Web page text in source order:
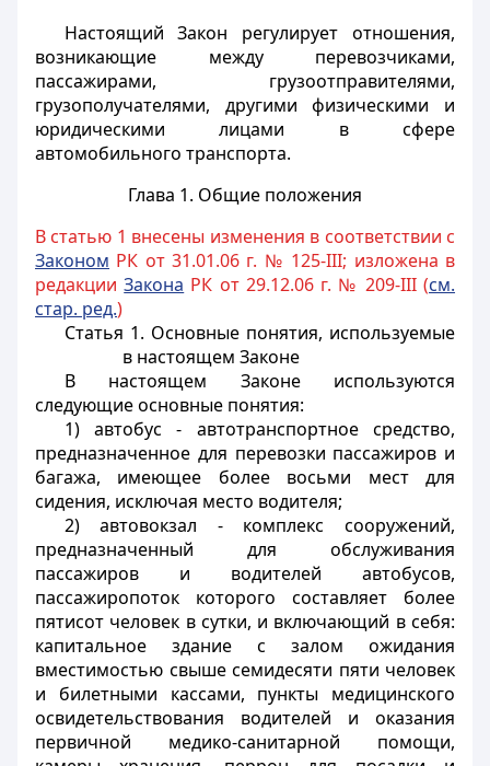
Настоящий Закон регулирует отношения,
возникающие между перевозчиками,
пассажирами, грузоотправителями,
грузополучателями, другими физическими и
юридическими лицами в сфере
автомобильного транспорта.
Глава 1. Общие положения
В статью 1 внесены изменения в соответствии с
Законом РК от 31.01.06 г. № 125-III; изложена в
редакцииЗакона РК от 29.12.06 г. № 209-III (см.
стар. ред.)
Статья 1. Основные понятия, используемые
в настоящем Законе
В настоящем Законе используются
следующие основные понятия:
1) автобус - автотранспортное средство,
предназначенное для перевозки пассажиров и
багажа, имеющее более восьми мест для
сидения, исключая место водителя;
2) автовокзал - комплекс сооружений,
предназначенный для обслуживания
пассажиров и водителей автобусов,
пассажиропоток которого составляет более
пятисот человек в сутки, и включающий в себя:
капитальное здание с залом ожидания
вместимостью свыше семидесяти пяти человек
и билетными кассами, пункты медицинского
освидетельствования водителей и оказания
первичной медико-санитарной помощи,